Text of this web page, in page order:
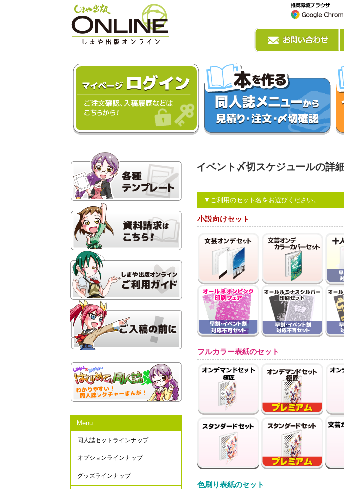
イベント〆切スケジュールの詳細
▼ご利用のセット名をお選びください。
小説向けセット
フルカラー表紙のセット
色刷り表紙のセット
Menu
同人誌セットラインナップ
オプションラインナップ
グッズラインナップ